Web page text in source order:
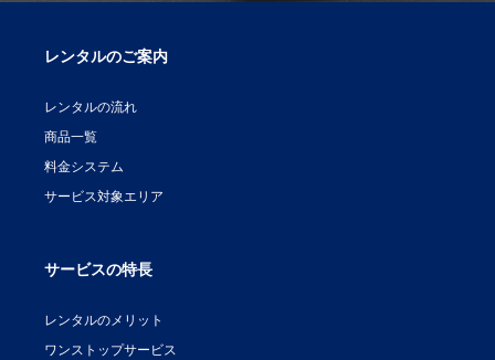
レンタルのご案内
レンタルの流れ
商品一覧
料金システム
サービス対象エリア
サービスの特長
レンタルのメリット
ワンストップサービス